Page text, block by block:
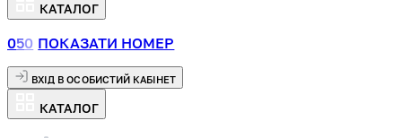
КАТАЛОГ
050 ПОКАЗАТИ НОМЕР
ВХІД В ОСОБИСТИЙ КАБІНЕТ
КАТАЛОГ